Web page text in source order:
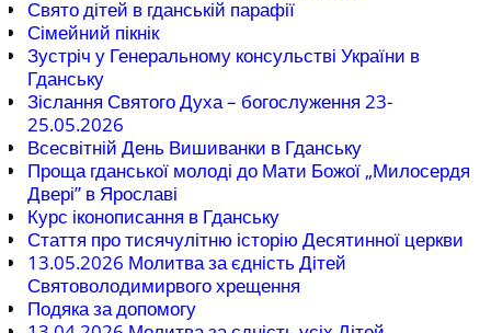
Свято дітей в гданській парафії
Сімейний пікнік
Зустріч у Генеральному консульстві України в
Гданську
Зіслання Святого Духа – богослуження 23-
25.05.2026
Всесвітній День Вишиванки в Гданську
Проща гданської молоді до Мати Божої „Милосердя
Двері” в Ярославі
Курс іконописання в Гданську
Стаття про тисячулітню історію Десятинної церкви
13.05.2026 Молитва за єдність Дітей
Святоволодимирвого хрещення
Подяка за допомогу